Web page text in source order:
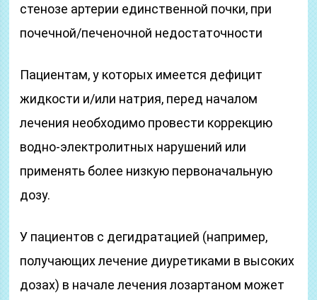
стенозе артерии единственной почки, при
почечной/печеночной недостаточности
Пациентам, у которых имеется дефицит
жидкости и/или натрия, перед началом
лечения необходимо провести коррекцию
водно-электролитных нарушений или
применять более низкую первоначальную
дозу.
У пациентов с дегидратацией (например,
получающих лечение диуретиками в высоких
дозах) в начале лечения лозартаном может